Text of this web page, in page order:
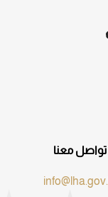
تواصل معنا